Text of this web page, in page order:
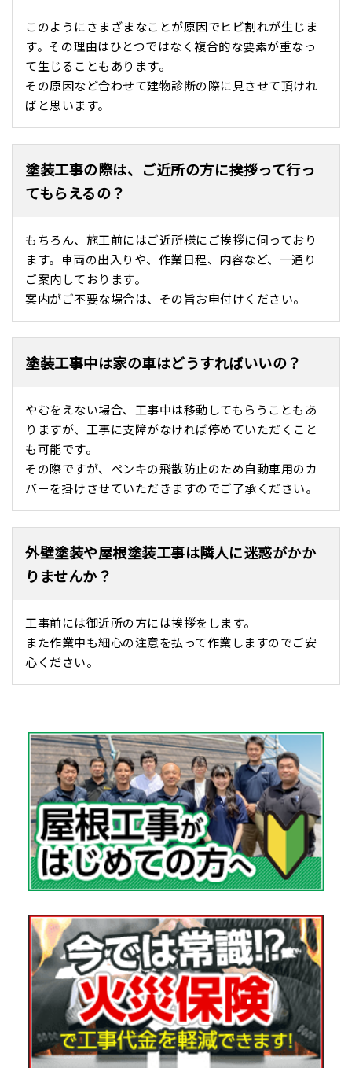
このようにさまざまなことが原因でヒビ割れが生じま
す。その理由はひとつではなく複合的な要素が重なっ
て生じることもあります。
その原因など合わせて建物診断の際に見させて頂けれ
ばと思います。
塗装工事の際は、ご近所の方に挨拶って行っ
てもらえるの？
もちろん、施工前にはご近所様にご挨拶に伺っており
ます。車両の出入りや、作業日程、内容など、一通り
ご案内しております。
案内がご不要な場合は、その旨お申付けください。
塗装工事中は家の車はどうすればいいの？
やむをえない場合、工事中は移動してもらうこともあ
りますが、工事に支障がなければ停めていただくこと
も可能です。
その際ですが、ペンキの飛散防止のため自動車用のカ
バーを掛けさせていただきますのでご了承ください。
外壁塗装や屋根塗装工事は隣人に迷惑がかか
りませんか？
工事前には御近所の方には挨拶をします。
また作業中も細心の注意を払って作業しますのでご安
心ください。